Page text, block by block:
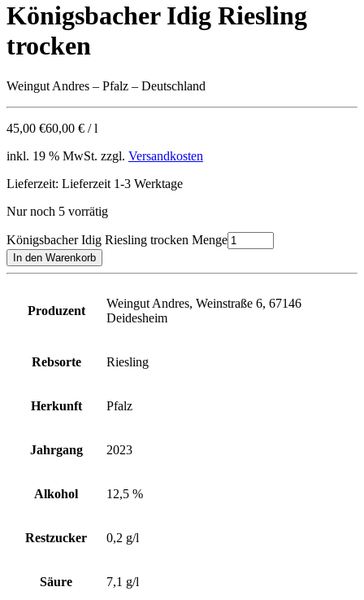
Königsbacher Idig Riesling
trocken
Weingut Andres – Pfalz – Deutschland
45,00 €60,00 € /l
inkl. 19 % MwSt. zzgl. Versandkosten
Lieferzeit: Lieferzeit 1-3 Werktage
Nur noch 5 vorrätig
Königsbacher Idig Riesling trocken Menge
In den Warenkorb
Produzent
Weingut Andres, Weinstraße 6, 67146
Deidesheim
Rebsorte Riesling
Herkunft Pfalz
Jahrgang 2023
Alkohol 12,5 %
Restzucker 0,2 g/l
Säure 7,1 g/l